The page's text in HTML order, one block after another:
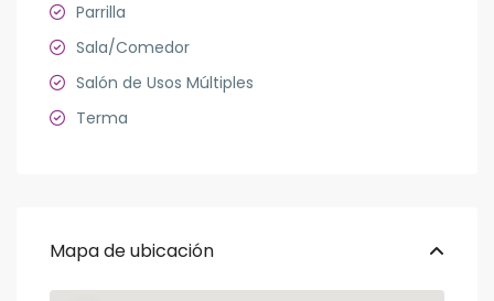
Parrilla
Sala/Comedor
Salón de Usos Múltiples
Terma
Mapa de ubicación